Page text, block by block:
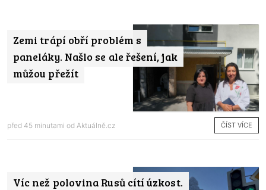
Zemi trápí obří problém s
paneláky. Našlo se ale řešení, jak
můžou přežít
před 45 minutami od Aktuálně.cz ČÍST VÍCE
Víc než polovina Rusů cítí úzkost.